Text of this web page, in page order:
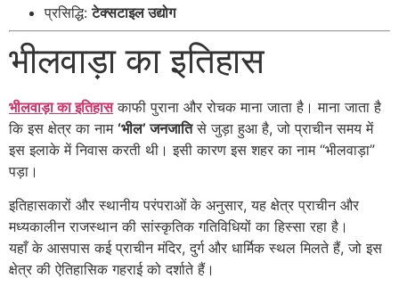
प्रसिद्धि:टेक्सटाइल उद्योग
भीलवाड़ा का इतिहास
भीलवाड़ा का इतिहासकाफी पुराना और रोचक माना जाता है। माना जाता है
कि इस क्षेत्र का नाम ‘भील’ जनजातिसे जुड़ा हुआ है, जो प्राचीन समय में
इस इलाके में निवास करती थी। इसी कारण इस शहर का नाम “भीलवाड़ा”
पड़ा।
इतिहासकारों और स्थानीय परंपराओं के अनुसार, यह क्षेत्र प्राचीन और
मध्यकालीन राजस्थान की सांस्कृतिक गतिविधियों का हिस्सा रहा है।
यहाँ के आसपास कई प्राचीन मंदिर, दुर्ग और धार्मिक स्थल मिलते हैं, जो इस
क्षेत्र की ऐतिहासिक गहराई को दर्शाते हैं।